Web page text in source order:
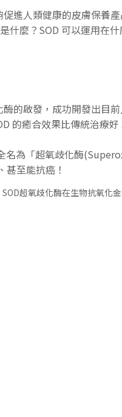
進人類健康的皮膚保養
什麼？SOD 可以運用在
的啟發，成功開發出目
的癒合效果比傳統治療好
為「超氧歧化酶
至能抗癌！